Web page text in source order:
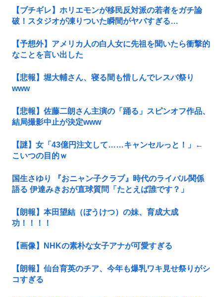
【ブチギレ】ホリエモンが移民反対派の若者をガチ論
破！スタジオが凍りついた瞬間がヤバすぎる…
【予想外】アメリカ人の白人女に先祖を聞いたら衝撃的
なことを言い出した
【悲報】堀大輔さん、寝る間も惜しんでレスバ祭り
www
【悲報】佐藤二朗さん主演の「踊る」スピンオフ作品、
結局撮影中止が決定www
【謎】女「43億円注文して……キャンセルっと！」←
こいつの目的ｗ
国生さゆり 『おニャン子クラブ』時代のライバル関係
語る 伊達みきおが直球質問「たとえば誰です？」
【朗報】本田望結（ぼうけつ）の妹、育成大成
功！！！！
【画像】NHKの素朴な女子アナが可愛すぎる
【朗報】仙台育英のチア、今年も爆乳ワキ見せ祭りがシ
コすぎる